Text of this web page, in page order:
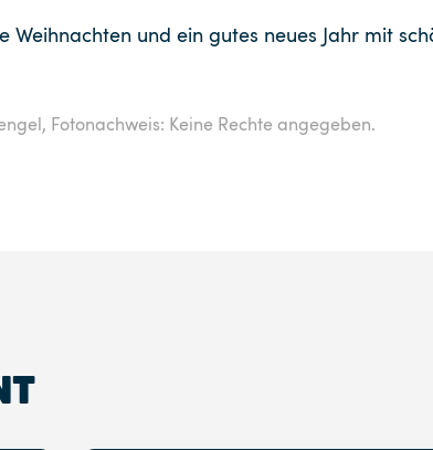
Weihnachten und ein gutes neues Jahr mit
Fotonachweis: Keine Rechte angegeben.